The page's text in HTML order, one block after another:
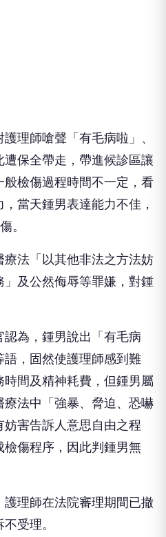
保全帶走，帶進候診區讓
般檢傷過程時間不一定，看
當天鍾男表達能力不佳，
。
法「以其他非法之方法妨
及公然侮辱等罪嫌，對鍾
為，鍾男說出「有毛病
，固然使護理師感到難
間及精神耗費，但鍾男屬
法中「強暴、脅迫、恐嚇
害告訴人意思自由之程
傷程序，因此判鍾男無
理師在法院審理期間已撤
不受理。